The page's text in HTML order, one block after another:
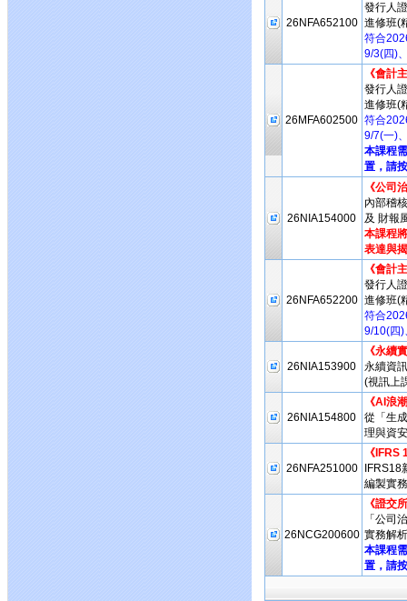
26NFA652100
發行人
進修班(
符合
9/3(四)
26MFA602500
《會計
發行人
進修班(
符合
9/7(一)
本課程
置，請
26NIA154000
《公司
內部稽
及 財報
本課程
表達與
26NFA652200
《會計
發行人
進修班(
符合
9/10(四)
26NIA153900
《永續
永續資
(視訊上
26NIA154800
《AI浪
從「生
理與資
26NFA251000
《IFRS
編製實
26NCG200600
《證交
「公司
實務解
本課程
置，請